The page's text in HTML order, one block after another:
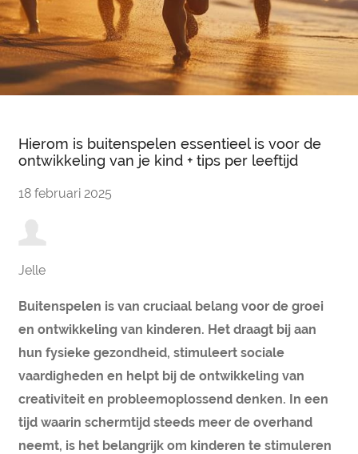
Hierom is buitenspelen essentieel is voor de
ontwikkeling van je kind + tips per leeftijd
18 februari 2025
Jelle
Buitenspelen is van cruciaal belang voor de groei
en ontwikkeling van kinderen. Het draagt bij aan
hun fysieke gezondheid, stimuleert sociale
vaardigheden en helpt bij de ontwikkeling van
creativiteit en probleemoplossend denken. In een
tijd waarin schermtijd steeds meer de overhand
neemt, is het belangrijk om kinderen te stimuleren